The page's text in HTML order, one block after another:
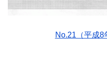
No.21（平成8